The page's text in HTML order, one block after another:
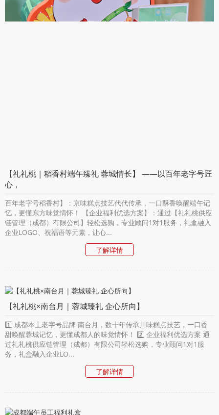
【礼礼桃｜稻香村端午臻礼 蓉城情长】 ——以百年老字号匠
心，
百年老字号稻香村】：京味糕点技艺代代传承，一口酥香唤醒端午记
忆，更懂东方味觉情怀！ 【企业福利优选方案】：通过【礼礼桃供应
链管理（成都）有限公司】轻松选购，专业顾问1对1服务，礼盒融入
企业LOGO、祝福语等元素，让心...
了解详情
【礼礼桃×南台月｜蓉城臻礼 企心所向】
1️⃣ 成都本土老字号品牌 南台月，数十年传承川味糕点技艺，一口香
甜唤醒蓉城记忆，更懂成都人的味觉情怀！ 2️⃣ 企业福利优选方案 通
过礼礼桃供应链管理（成都）有限公司轻松选购，专业顾问1对1服
务，礼盒融入企业LO...
了解详情